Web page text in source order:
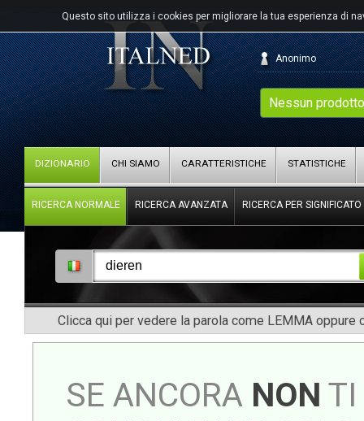
Questo sito utilizza i cookies per migliorare la tua esperienza di
Nessun
Anonimo
DIZIONARIO CHI SIAMO CARATTERISTICHE STATISTICHE
RICERCA NORMALE RICERCA AVANZATA RICERCA PER SIGNIFICATO
Clicca qui per vedere la parola come LEMMA oppure
SE ANCORA NON TI